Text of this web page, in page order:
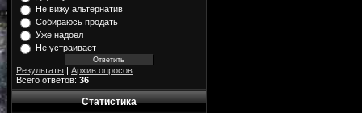
Не вижу альтернатив
Собираюсь продать
Уже надоел
Не устраивает
Результаты | Архив опросов
Всего ответов: 36
Статистика